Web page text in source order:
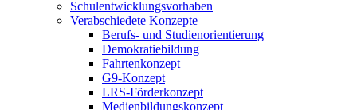
Schulentwicklungsvorhaben
Verabschiedete Konzepte
Berufs- und Studienorientierung
Demokratiebildung
Fahrtenkonzept
G9-Konzept
LRS-Förderkonzept
Medienbildungskonzept